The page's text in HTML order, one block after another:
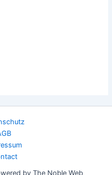
by The Noble Web